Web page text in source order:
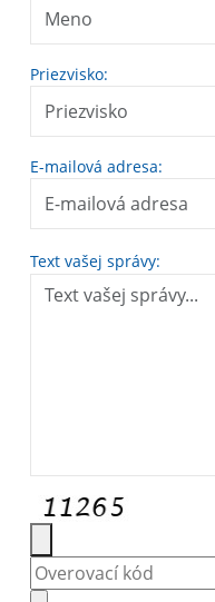
Priezvisko:
E-mailová adresa:
Text vašej správy: